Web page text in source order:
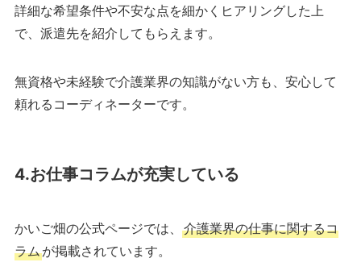
詳細な希望条件や不安な点を細かくヒアリングした上
で、派遣先を紹介してもらえます。
無資格や未経験で介護業界の知識がない方も、安心して
頼れるコーディネーターです。
4.お仕事コラムが充実している
かいご畑の公式ページでは、 介護業界の仕事に関するコ
ラムが掲載されています。